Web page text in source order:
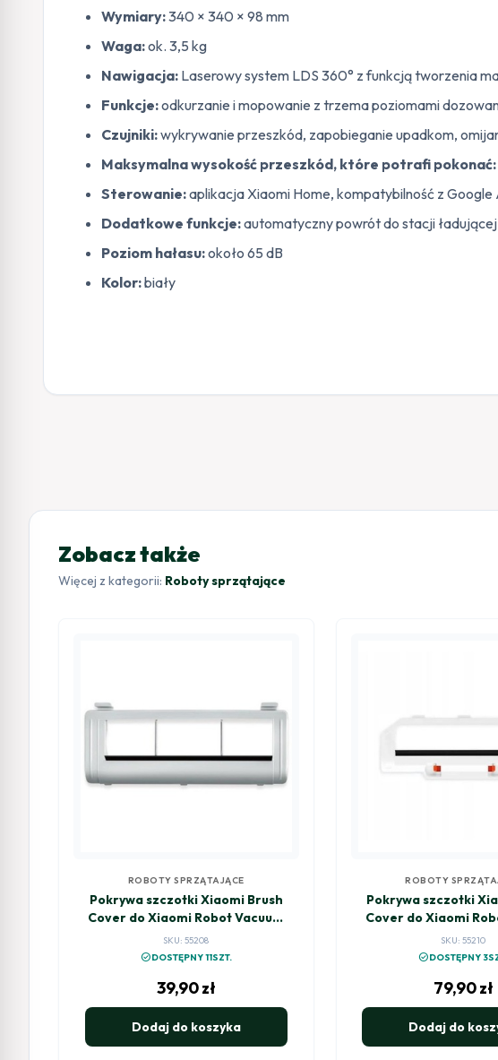
Wymiary:340 × 340 × 98 mm
Waga:ok. 3,5 kg
Nawigacja: Laserowy system LDS 360° z funkcją tworzenia
Funkcje:odkurzanie i mopowanie z trzema poziomami
Czujniki:wykrywanie przeszkód, zapobieganie upadkom,
Maksymalna wysokość przeszkód, które potrafi pokonać:
Sterowanie:aplikacja Xiaomi Home, kompatybilność z
Dodatkowe funkcje:automatyczny powrót do stacji
Poziom hałasu:około 65 dB
Kolor:biały
Zobacz także
Więcej z kategorii: Roboty sprzątające
ROBOTY SPRZĄTAJĄCE
Pokrywa szczotki Xiaomi Brush
Cover do Xiaomi Robot Vacuum
E10
SKU: 55208
check_circleDOSTĘPNY 11SZT.
39,90zł
Dodaj do koszyka
ROBOTY
Pokrywa szczotki
Cover do Xiaomi
S10
SKU: 55210
check_circleDOSTĘPNY
79,90zł
Dodaj do